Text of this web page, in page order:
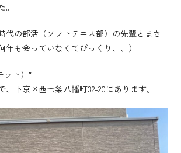
代の部活（ソフトテニス部）の先輩とまさ
年も会っていなくてびっくり、、）
ト）″
、下京区西七条八幡町32-20にあります。